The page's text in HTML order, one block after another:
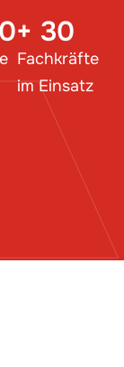
+
Fachkräfte
im Einsatz
30